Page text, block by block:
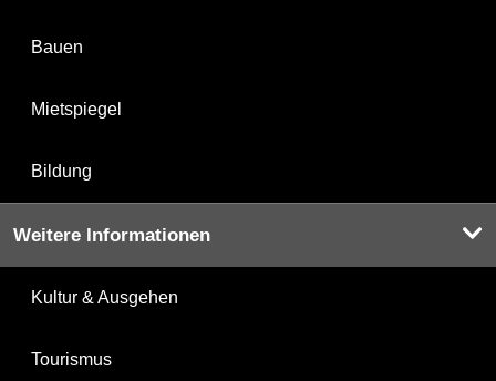
Bauen
Mietspiegel
Bildung
Weitere Informationen
Kultur & Ausgehen
Tourismus